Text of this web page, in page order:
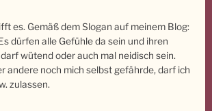
es. Gemäß dem Slogan auf meinem Blog:
dürfen alle Gefühle da sein und ihren
wütend oder auch mal neidisch sein.
andere noch mich selbst gefährde, darf ich
zulassen.